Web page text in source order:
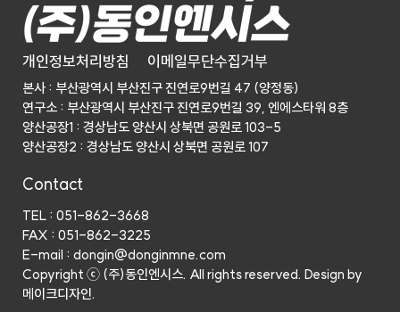
개인정보처리방침 이메일무단수집거부
본사 : 부산광역시 부산진구 진연로9번길 47 (양정동)
연구소 : 부산광역시 부산진구 진연로9번길 39, 엔에스타워 8층
양산공장1 : 경상남도 양산시 상북면 공원로 103-5
양산공장2 : 경상남도 양산시 상북면 공원로 107
Contact
TEL : 051-862-3668
FAX : 051-862-3225
E-mail : dongin@donginmne.com
Copyright ⓒ (주)동인엔시스. All rights reserved. Design by
메이크디자인.